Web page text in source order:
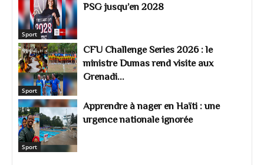
Sport
PSG jusqu’en 2028
Sport
CFU Challenge Series 2026 : le
ministre Dumas rend visite aux
Grenadi...
Sport
Apprendre à nager en Haïti : une
urgence nationale ignorée